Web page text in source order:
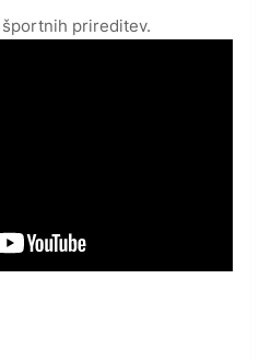
prireditev.